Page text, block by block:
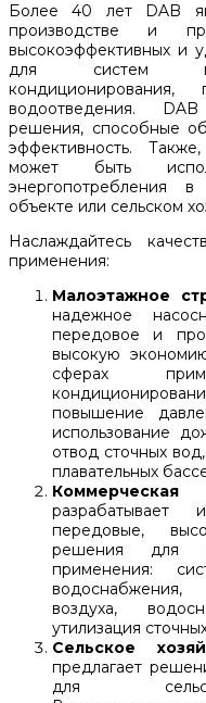
Более 40 лет DAB
производстве и
высокоэффективных и
для систем
водоотведения. DAB
решения, способные
эффективность.
может быть
энергопотребления
объекте или сельском
Наслаждайтесь
применения:
Малоэтажное
надежное
передовое и
высокую
сферах
повышение
использование
отвод сточных
плавательных
Коммерческая
разрабатывает
передовые,
решения для
применения:
воздуха,
утилизация
Сельское
предлагает
для